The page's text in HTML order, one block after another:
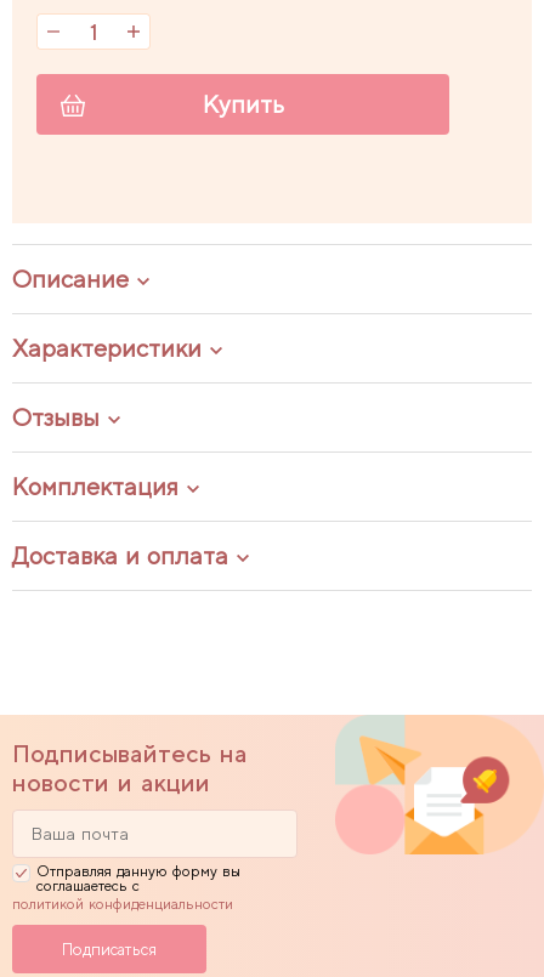
Купить
Описание
Характеристики
Отзывы
Комплектация
Доставка и оплата
Подписывайтесь на
новости и акции
Отправляя данную форму вы
соглашаетесь с
политикой конфиденциальности